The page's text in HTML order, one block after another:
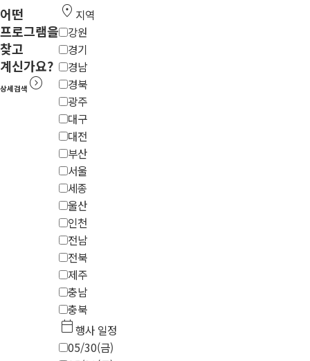
어떤
프로그램을
찾고
계신가요?
상세검색 expand_circle_right
location_on 지역
강원
경기
경남
경북
광주
대구
대전
부산
서울
세종
울산
인천
전남
전북
제주
충남
충북
calendar_today행사 일정
05/30(금)